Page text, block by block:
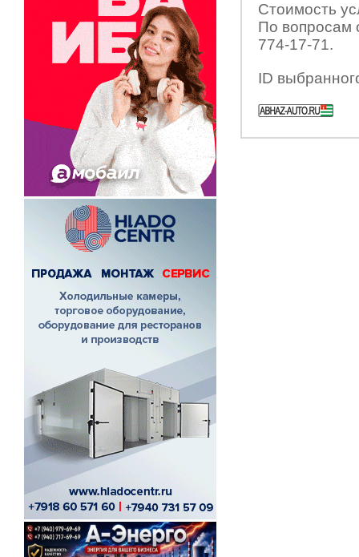
Стоимость
По вопросам
774-17-71.
ID